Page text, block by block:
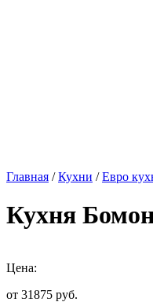
Главная /Кухни /Евро
Кухня
Цена:
от 31875 руб.